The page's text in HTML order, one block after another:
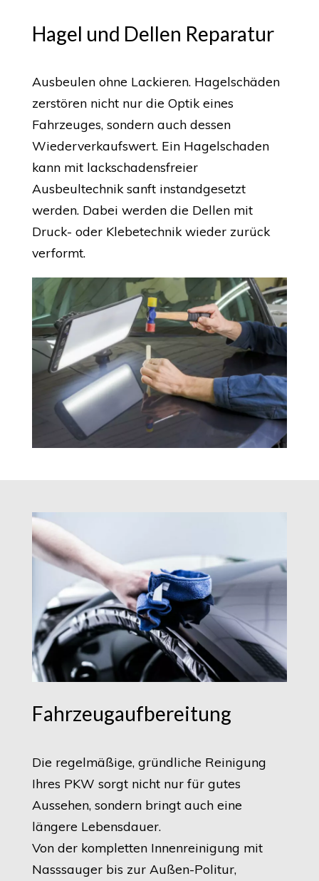
Hagel und Dellen Reparatur
Ausbeulen ohne Lackieren. Hagelschäden
zerstören nicht nur die Optik eines
Fahrzeuges, sondern auch dessen
Wiederverkaufswert. Ein Hagelschaden
kann mit lackschadensfreier
Ausbeultechnik sanft instandgesetzt
werden. Dabei werden die Dellen mit
Druck- oder Klebetechnik wieder zurück
verformt.
Fahrzeugaufbereitung
Die regelmäßige, gründliche Reinigung
Ihres PKW sorgt nicht nur für gutes
Aussehen, sondern bringt auch eine
längere Lebensdauer.
Von der kompletten Innenreinigung mit
Nasssauger bis zur Außen-Politur,